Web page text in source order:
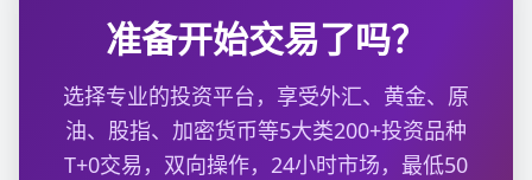
准备开始交易了吗？
选择专业的投资平台，享受外汇、黄金、原
油、股指、加密货币等5大类200+投资品种
T+0交易，双向操作，24小时市场，最低50